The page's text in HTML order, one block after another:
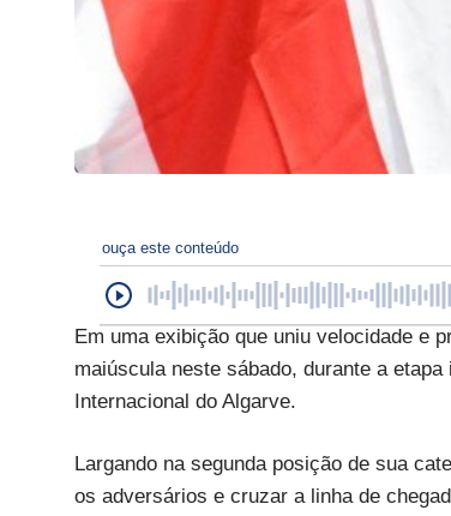
ouça este conteúdo
Em uma exibição que uniu velocidade e
maiúscula neste sábado, durante a
Internacional do Algarve.
Largando na segunda posição de sua
os adversários e cruzar a linha de